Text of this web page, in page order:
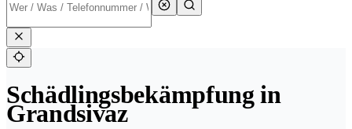
Schädlingsbekämpfung in
Grandsivaz